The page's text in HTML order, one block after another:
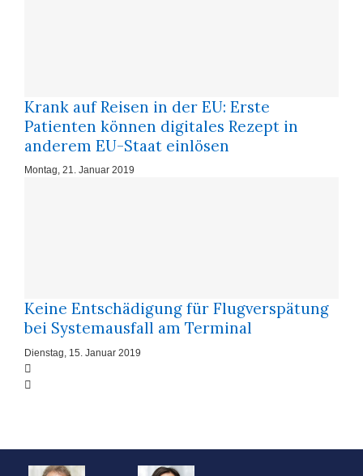
Krank auf Reisen in der EU: Erste
Patienten können digitales Rezept in
anderem EU-Staat einlösen
Montag, 21. Januar 2019
Keine Entschädigung für Flugverspätung
bei Systemausfall am Terminal
Dienstag, 15. Januar 2019